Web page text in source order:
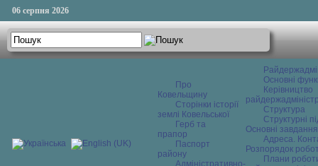
06 серпня 2026
Про
Ковельщину
Сторінки історії
землі Ковельської
Герб та
прапор
Паспорт
району
Адміністративно-
Основні
Керівництво
Структура
Структурні
Основні завдання
Адреса.
Розпорядок
Плани